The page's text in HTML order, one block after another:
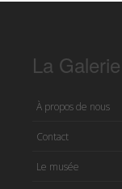
La
À propos de nous
Contact
Le musée